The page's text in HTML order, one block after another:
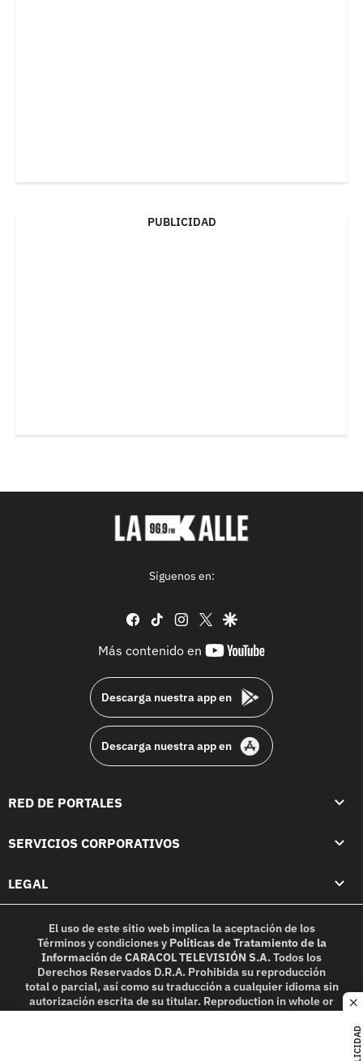
PUBLICIDAD
Síguenos en:
facebook
tiktok instagram
twittergoogle
Más contenido en
youtube-
Descarga nuestra app en
Descarga nuestra app en
RED DE PORTALES
SERVICIOS CORPORATIVOS
LEGAL
El uso de este sitio web implica la aceptación de los
Términos y condicionesy Políticas de Tratamiento de la
InformacióndeCARACOL TELEVISIÓN S.A.Todos los
Derechos Reservados D.R.A. Prohibida su reproducción
total o parcial, así como su traducción a cualquier idioma sin
autorización escrita de su titular. Reproduction in whole or
in part, or translation without written permission is